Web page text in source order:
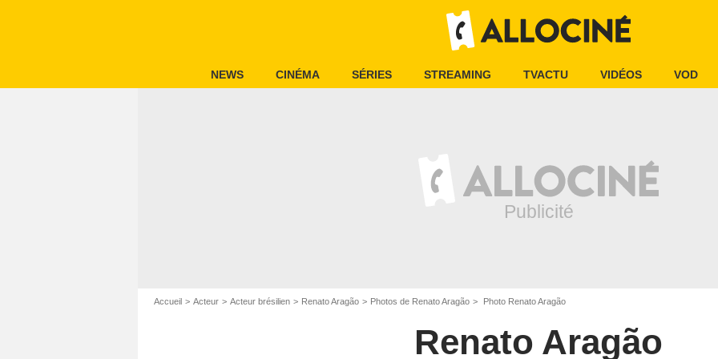
NEWS CINÉMA SÉRIES STREAMING TVACTU VIDÉOS VOD
Accueil Acteur Acteur brésilien Renato Aragão Photos de Renato Aragão Photo Renato Aragão
Renato Aragão